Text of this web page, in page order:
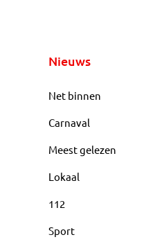
Nieuws
Net binnen
Carnaval
Meest gelezen
Lokaal
112
Sport